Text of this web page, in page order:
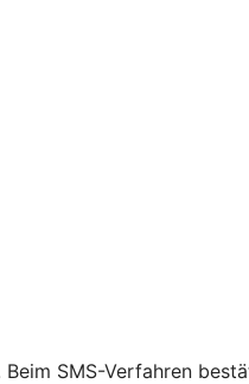
SMS-Verfahren